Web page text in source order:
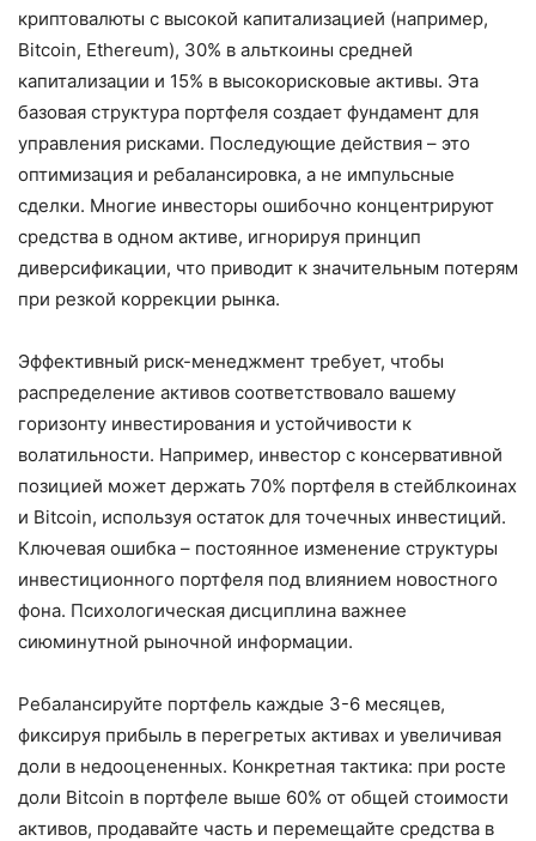
криптовалюты с высокой капитализацией (например,
Bitcoin, Ethereum), 30% в альткоины средней
капитализации и 15% в высокорисковые активы. Эта
базовая структура портфеля создает фундамент для
управления рисками. Последующие действия – это
оптимизация и ребалансировка, а не импульсные
сделки. Многие инвесторы ошибочно концентрируют
средства в одном активе, игнорируя принцип
диверсификации, что приводит к значительным потерям
при резкой коррекции рынка.
Эффективный риск-менеджмент требует, чтобы
распределение активов соответствовало вашему
горизонту инвестирования и устойчивости к
волатильности. Например, инвестор с консервативной
позицией может держать 70% портфеля в стейблкоинах
и Bitcoin, используя остаток для точечных инвестиций.
Ключевая ошибка – постоянное изменение структуры
инвестиционного портфеля под влиянием новостного
фона. Психологическая дисциплина важнее
сиюминутной рыночной информации.
Ребалансируйте портфель каждые 3-6 месяцев,
фиксируя прибыль в перегретых активах и увеличивая
доли в недооцененных. Конкретная тактика: при росте
доли Bitcoin в портфеле выше 60% от общей стоимости
активов, продавайте часть и перемещайте средства в